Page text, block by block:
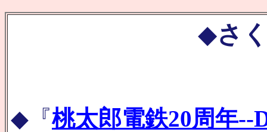
◆さ
◆『桃太郎電鉄20周年--